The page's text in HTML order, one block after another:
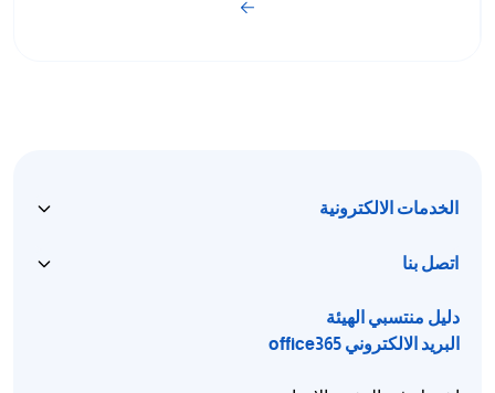
الخدمات الالكترونية
اتصل بنا
دليل منتسبي الهيئة
البريد الالكتروني office365